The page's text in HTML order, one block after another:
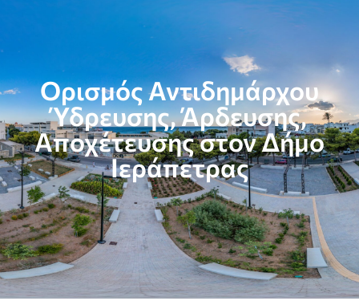
Ορισμός Αντιδημάρχου
Ύδρευσης, Άρδευσης,
Αποχέτευσης στον Δήμο
Ιεράπετρας